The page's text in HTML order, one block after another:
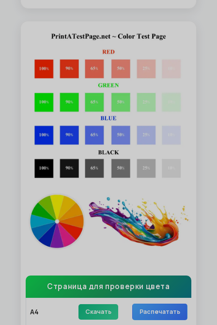
Страница для проверки цвета
A4 Скачать Распечатать